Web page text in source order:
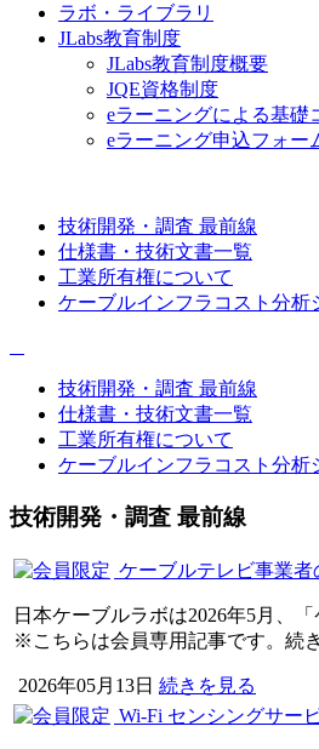
ラボ・ライブラリ
JLabs教育制度
JLabs教育制度概要
JQE資格制度
eラーニングによる基礎
eラーニング申込フォー
技術開発・調査 最前線
仕様書・技術文書一覧
工業所有権について
ケーブルインフラコスト分析
技術開発・調査 最前線
仕様書・技術文書一覧
工業所有権について
ケーブルインフラコスト分析
技術開発・調査 最前線
ケーブルテレビ事業
日本ケーブルラボは2026年5月、
※こちらは会員専用記事です。続
2026年05月13日 続きを見る
Wi-Fi センシングサー